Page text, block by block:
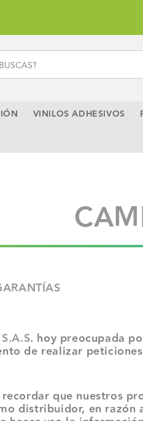
VINILOS ADHESIVOS
. hoy preocupada
de realizar
que nuestros
distribuidor, en